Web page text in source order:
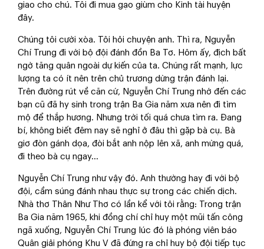
giao cho chú. Tôi đi mua gạo giùm cho Kinh tài huyện
đây.
Chúng tôi cười xòa. Tôi hỏi chuyện anh. Thì ra, Nguyễn
Chí Trung đi với bộ đội đánh đồn Ba Tơ. Hôm ấy, địch bất
ngờ tăng quân ngoài dự kiến của ta. Chúng rất mạnh, lực
lượng ta có ít nên trên chủ trương dừng trận đánh lại.
Trên đường rút về căn cứ, Nguyễn Chí Trung nhớ đến các
bạn cũ đã hy sinh trong trận Ba Gia năm xưa nên đi tìm
mộ để thắp hương. Nhưng trời tối quá chưa tìm ra. Đang
bí, không biết đêm nay sẽ nghỉ ở đâu thì gặp bà cụ. Bà
giơ đòn gánh dọa, đòi bắt anh nộp lên xã, anh mừng quá,
đi theo bà cụ ngay...
Nguyễn Chí Trung như vậy đó. Anh thường hay đi với bộ
đội, cầm súng đánh nhau thực sự trong các chiến dịch.
Nhà thơ Thân Như Thơ có lần kể với tôi rằng: Trong trận
Ba Gia năm 1965, khi đồng chí chỉ huy một mũi tấn công
ngã xuống, Nguyễn Chí Trung lúc đó là phóng viên báo
Quân giải phóng Khu V đã đứng ra chỉ huy bộ đội tiếp tục